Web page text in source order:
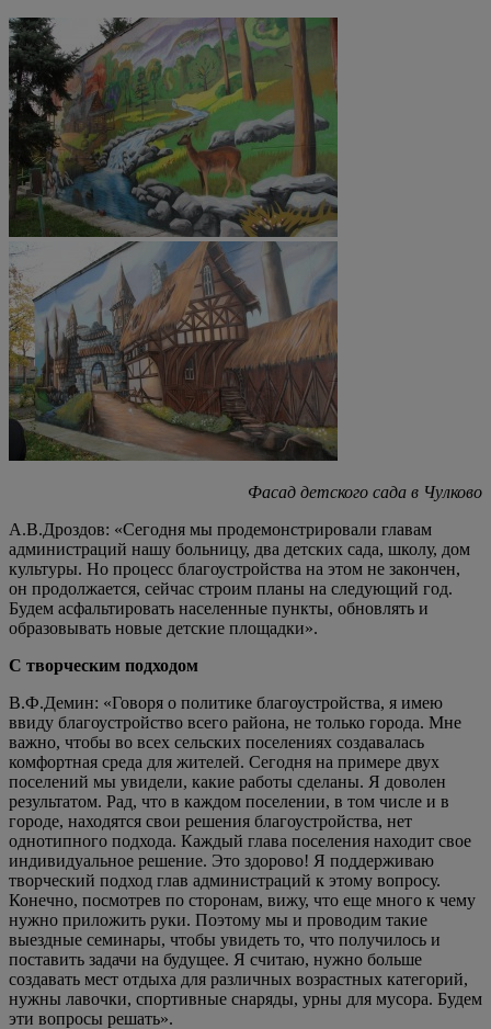
Фасад детского сада в Чулково
А.В.Дроздов: «Сегодня мы продемонстрировали главам
администраций нашу больницу, два детских сада, школу, дом
культуры. Но процесс благоустройства на этом не закончен,
он продолжается, сейчас строим планы на следующий год.
Будем асфальтировать населенные пункты, обновлять и
образовывать новые детские площадки».
С творческим подходом
В.Ф.Демин: «Говоря о политике благоустройства, я имею
ввиду благоустройство всего района, не только города. Мне
важно, чтобы во всех сельских поселениях создавалась
комфортная среда для жителей. Сегодня на примере двух
поселений мы увидели, какие работы сделаны. Я доволен
результатом. Рад, что в каждом поселении, в том числе и в
городе, находятся свои решения благоустройства, нет
однотипного подхода. Каждый глава поселения находит свое
индивидуальное решение. Это здорово! Я поддерживаю
творческий подход глав администраций к этому вопросу.
Конечно, посмотрев по сторонам, вижу, что еще много к чему
нужно приложить руки. Поэтому мы и проводим такие
выездные семинары, чтобы увидеть то, что получилось и
поставить задачи на будущее. Я считаю, нужно больше
создавать мест отдыха для различных возрастных категорий,
нужны лавочки, спортивные снаряды, урны для мусора. Будем
эти вопросы решать».